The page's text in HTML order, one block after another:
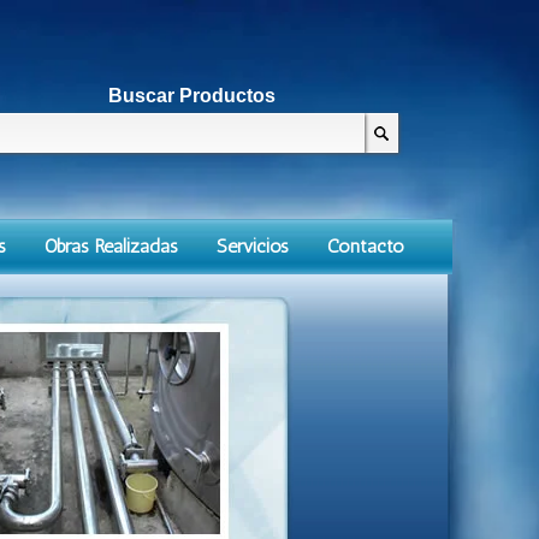
Buscar Productos
Obras Realizadas Servicios Contacto